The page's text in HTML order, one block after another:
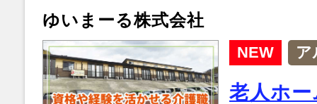
ゆいまーる株式会社
NEW ア
老人ホ